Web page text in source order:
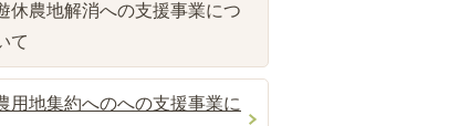
休農地解消への支援事業につ
て
用地集約へのへの支援事業に